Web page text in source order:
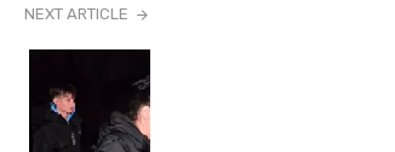
NEXT ARTICLE